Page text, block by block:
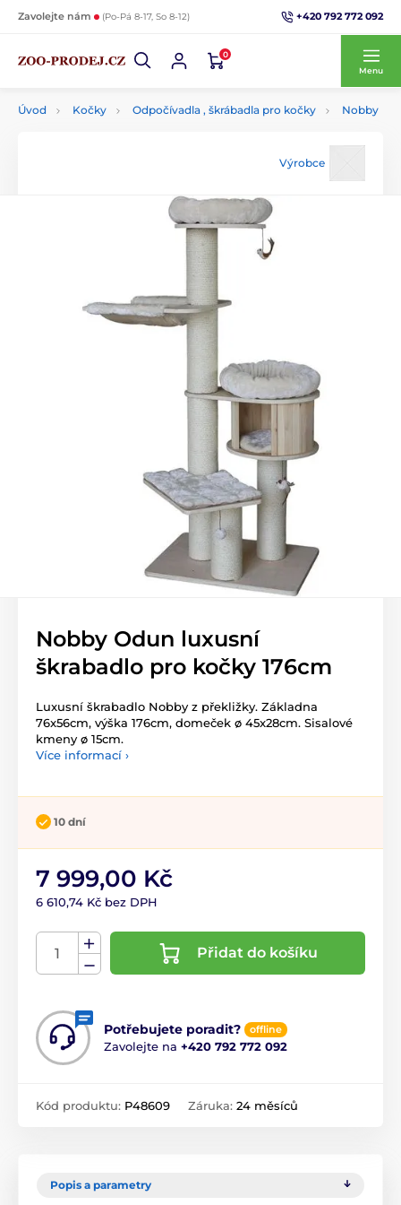
Zavolejte nám (Po-Pá 8-17, So 8-12) +420 792 772 092
0
Menu
Úvod Kočky Odpočívadla , škrábadla pro kočky Nobby
Výrobce
Nobby Odun luxusní
škrabadlo pro kočky 176cm
Luxusní škrabadlo Nobby z překližky. Základna
76x56cm, výška 176cm, domeček ø 45x28cm. Sisalové
kmeny ø 15cm.
Více informací ›
10 dní
7 999,00 Kč
6 610,74 Kč bez DPH
Přidat do košíku
Potřebujete poradit? offline
Zavolejte na +420 792 772 092
Kód produktu: P48609 Záruka: 24 měsíců
Popis a parametry